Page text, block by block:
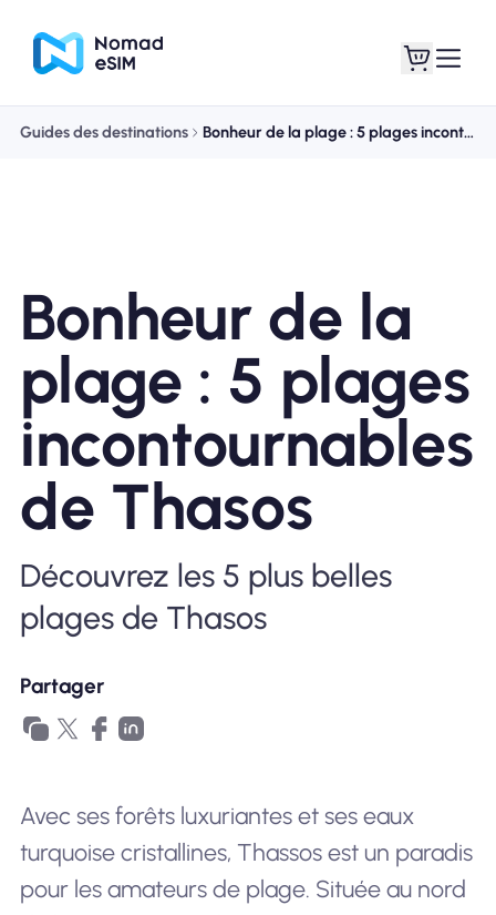
Forfaits
À propos de l'eSIM
Utiliser une eSIM
Pour le business
Guides des destinations Bonheur de la plage : 5 plages incontournables de Thasos
Bonheur de la
plage : 5 plages
incontournables
de Thasos
Découvrez les 5 plus belles
plages de Thasos
Partager
Avec ses forêts luxuriantes et ses eaux
turquoise cristallines, Thassos est un paradis
pour les amateurs de plage. Située au nord